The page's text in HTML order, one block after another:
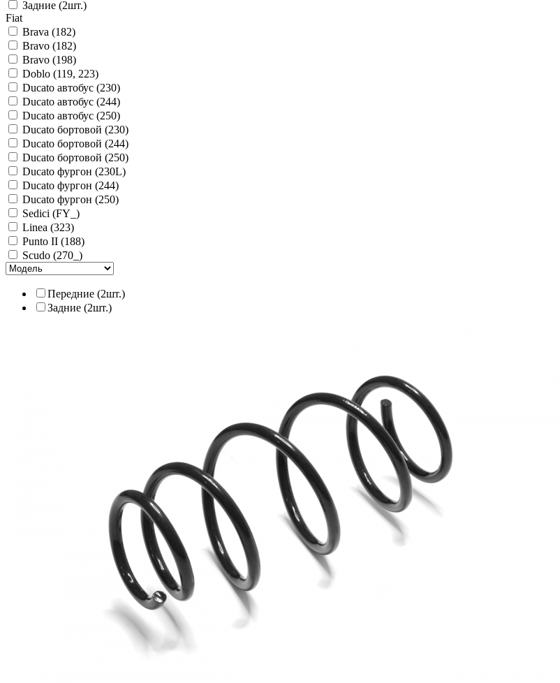
Задние (2шт.)
Fiat
Brava (182)
Bravo (182)
Bravo (198)
Doblo (119, 223)
Ducato автобус (230)
Ducato автобус (244)
Ducato автобус (250)
Ducato бортовой (230)
Ducato бортовой (244)
Ducato бортовой (250)
Ducato фургон (230L)
Ducato фургон (244)
Ducato фургон (250)
Sedici (FY_)
Linea (323)
Punto II (188)
Scudo (270_)
Передние (2шт.)
Задние (2шт.)